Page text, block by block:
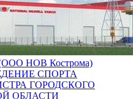
НОВ Кострома)